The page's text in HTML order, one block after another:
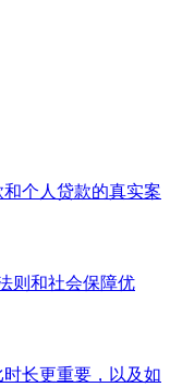
个人贷款的真实案
则和社会保障优
长更重要，以及如